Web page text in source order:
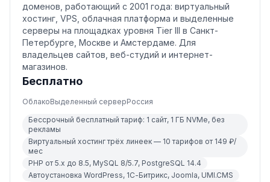
доменов, работающий с 2001 года: виртуальный
хостинг, VPS, облачная платформа и выделенные
серверы на площадках уровня Tier III в Санкт-
Петербурге, Москве и Амстердаме. Для
владельцев сайтов, веб-студий и интернет-
магазинов.
Бесплатно
ОблакоВыделенный серверРоссия
Бессрочный бесплатный тариф: 1 сайт, 1 ГБ NVMe, без
рекламы
Виртуальный хостинг трёх линеек — 10 тарифов от 149 ₽/
мес
PHP от 5.x до 8.5, MySQL 8/5.7, PostgreSQL 14.4
Автоустановка WordPress, 1С-Битрикс, Joomla, UMI.CMS